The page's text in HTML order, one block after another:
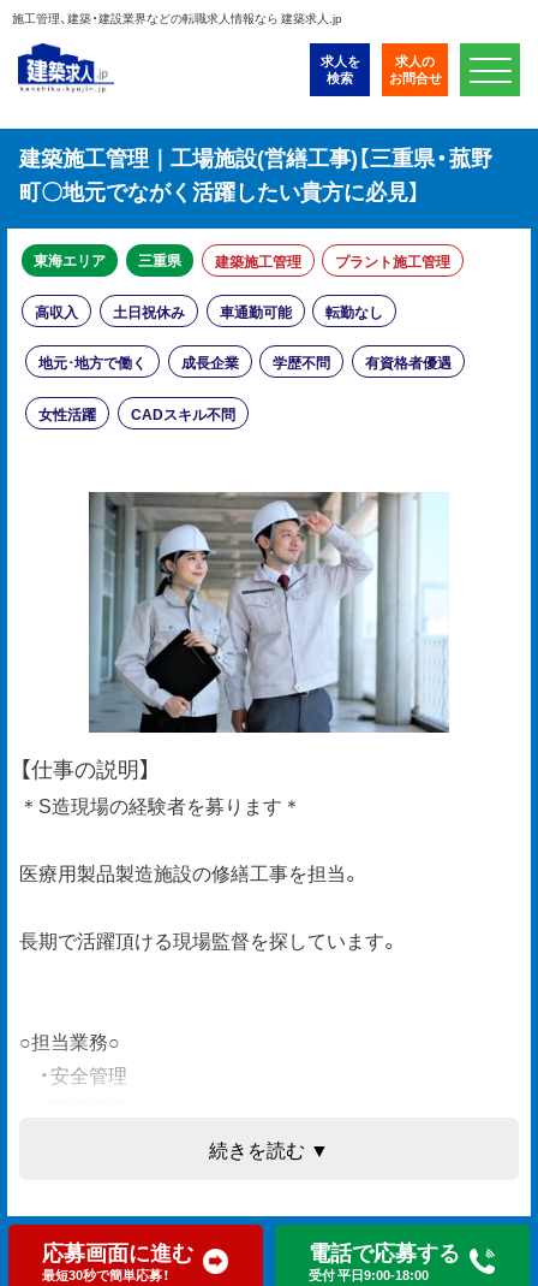
施工管理、建築・建設業界などの転職求人情報なら 建築求人.jp
求人を
検索
求人の
お問合せ
建築施工管理｜工場施設(営繕工事)【三重県・菰野
町〇地元でながく活躍したい貴方に必見】
東海エリア 三重県 建築施工管理 プラント施工管理
高収入 土日祝休み 車通勤可能 転勤なし
地元･地方で働く 成長企業 学歴不問 有資格者優遇
女性活躍 CADスキル不問
【仕事の説明】
＊S造現場の経験者を募ります＊
医療用製品製造施設の修繕工事を担当。
長期で活躍頂ける現場監督を探しています。
○担当業務○
・安全管理
続きを読む ▼
応募画面に進む
最短30秒で簡単応募！
電話で応募する
受付 平日9:00-18:00